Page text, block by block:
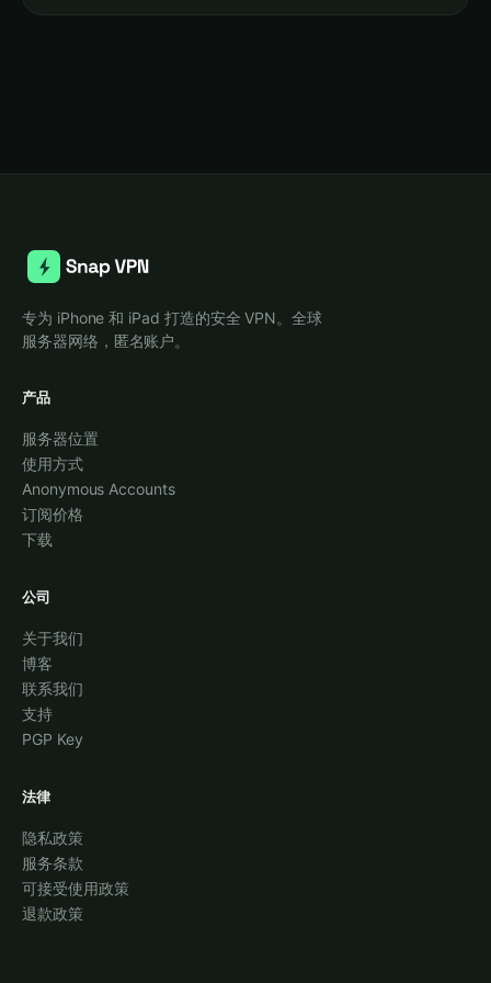
专为 iPhone 和 iPad 打造的安全 VPN。全球
服务器网络，匿名账户。
产品
服务器位置
使用方式
Anonymous Accounts
订阅价格
下载
公司
关于我们
博客
联系我们
支持
PGP Key
法律
隐私政策
服务条款
可接受使用政策
退款政策